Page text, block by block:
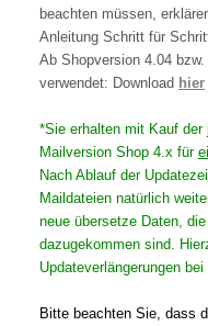
beachten müssen,
Anleitung Schritt für
Ab Shopversion 4.04
verwendet: Download hier
*Sie erhalten mit Kauf der
Mailversion Shop 4.x für
Nach Ablauf der
Maildateien natürlich
neue übersetze Daten,
dazugekommen sind.
Updateverlängerungen bei
Bitte beachten Sie, dass